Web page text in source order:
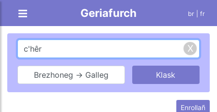
Geriafurch br | fr
Brezhoneg → Galleg
Enrollañ